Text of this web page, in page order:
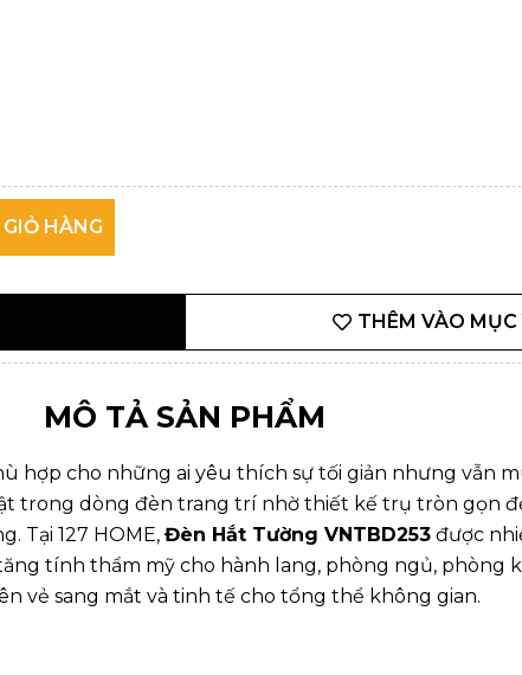
HÀNG
THÊM VÀO MỤC
MÔ TẢ SẢN PHẨM
hợp cho những ai yêu thích sự tối giản nhưng vẫn
trong dòng đèn trang trí nhờ thiết kế trụ tròn gọn
Tại 127 HOME, Đèn Hắt Tường VNTBD253 được
tính thẩm mỹ cho hành lang, phòng ngủ, phòng
vẻ sang mắt và tinh tế cho tổng thể không gian.